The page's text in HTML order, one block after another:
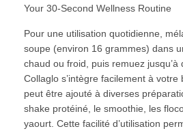
Your 30-Second Wellness Routine
Pour une utilisation quotidienne,
soupe (environ 16 grammes) dans
chaud ou froid, puis remuez jusqu’à
Collaglo s’intègre facilement à
peut être ajouté à diverses
shake protéiné, le smoothie, les
yaourt. Cette facilité d’utilisation